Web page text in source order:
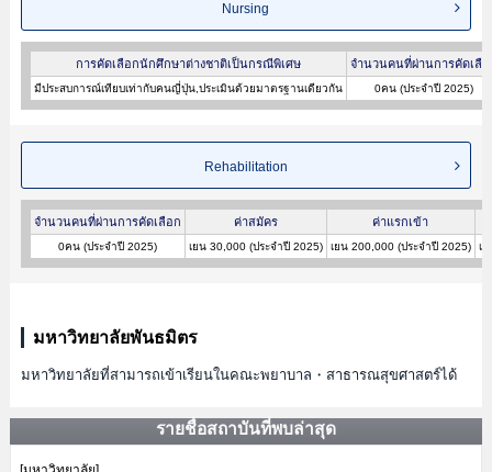
Nursing
การคัดเลือกนักศึกษาต่างชาติเป็นกรณีพิเศษ จำนวนคนที่ผ่านการคัดเลือ
มีประสบการณ์เทียบเท่ากับคนญี่ปุ่น,ประเมินด้วยมาตรฐานเดียวกัน 0คน (ประจำปี 2025)
Rehabilitation
จำนวนคนที่ผ่านการคัดเลือก ค่าสมัคร ค่าแรกเข้า
0คน (ประจำปี 2025) เยน 30,000 (ประจำปี 2025) เยน 200,000 (ประจำปี 2025) เ
มหาวิทยาลัยพันธมิตร
มหาวิทยาลัยที่สามารถเข้าเรียนในคณะพยาบาล・สาธารณสุขศาสตร์ได้
รายชื่อสถาบันที่พบล่าสุด